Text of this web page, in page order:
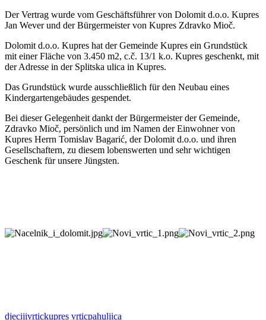
Der Vertrag wurde vom Geschäftsführer von Dolomit d.o.o. Kupres
Jan Wever und der Bürgermeister von Kupres Zdravko Mioč.
Dolomit d.o.o. Kupres hat der Gemeinde Kupres ein Grundstück
mit einer Fläche von 3.450 m2, c.č. 13/1 k.o. Kupres geschenkt, mit
der Adresse in der Splitska ulica in Kupres.
Das Grundstück wurde ausschließlich für den Neubau eines
Kindergartengebäudes gespendet.
Bei dieser Gelegenheit dankt der Bürgermeister der Gemeinde,
Zdravko Mioč, persönlich und im Namen der Einwohner von
Kupres Herrn Tomislav Bagarić, der Dolomit d.o.o. und ihren
Gesellschaftern, zu diesem lobenswerten und sehr wichtigen
Geschenk für unsere Jüngsten.
djecijivrtickupres vrticpahuljica